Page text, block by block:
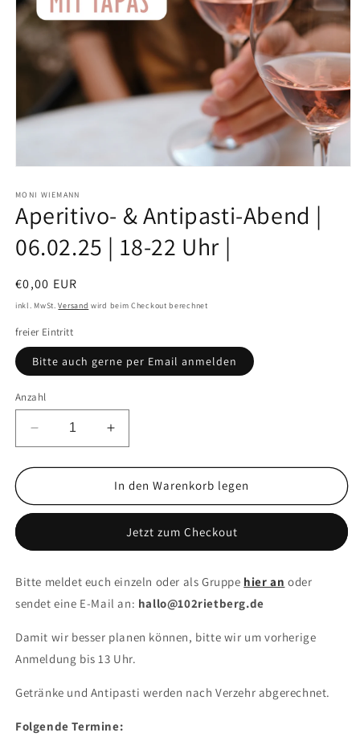
MONI WIEMANN
Aperitivo- & Antipasti-Abend |
06.02.25 | 18-22 Uhr |
€0,00 EUR
inkl. MwSt.Versand wird beim Checkout berechnet
freier Eintritt
Bitte auch gerne per Email anmelden
Anzahl
In den Warenkorb legen
Jetzt zum Checkout
Bitte meldet euch einzeln oder als Gruppe hier an oder
sendet eine E-Mail an: hallo@102rietberg.de
Damit wir besser planen können, bitte wir um vorherige
Anmeldung bis 13 Uhr.
Getränke und Antipasti werden nach Verzehr abgerechnet.
Folgende Termine: